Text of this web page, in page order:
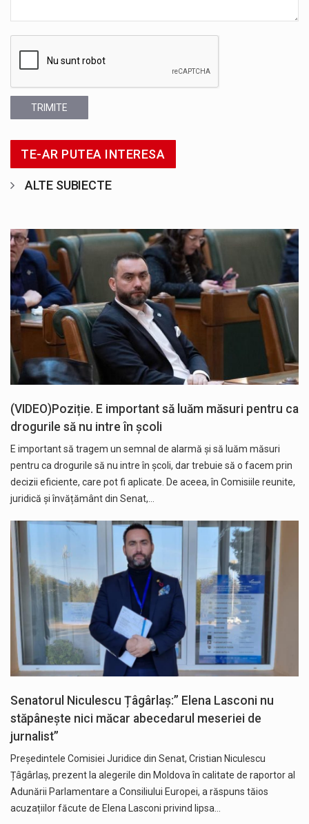
TRIMITE
TE-AR PUTEA INTERESA
ALTE SUBIECTE
(VIDEO)Poziție. E important să luăm măsuri pentru ca
drogurile să nu intre în școli
E important să tragem un semnal de alarmă și să luăm măsuri
pentru ca drogurile să nu intre în școli, dar trebuie să o facem prin
decizii eficiente, care pot fi aplicate. De aceea, în Comisiile reunite,
juridică și învățământ din Senat,…
Senatorul Niculescu Țâgârlaș:” Elena Lasconi nu
stăpânește nici măcar abecedarul meseriei de
jurnalist”
Președintele Comisiei Juridice din Senat, Cristian Niculescu
Țâgârlaș, prezent la alegerile din Moldova în calitate de raportor al
Adunării Parlamentare a Consiliului Europei, a răspuns tăios
acuzațiilor făcute de Elena Lasconi privind lipsa…